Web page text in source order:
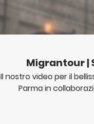
Migrantour |
Il nostro video per il
Parma in